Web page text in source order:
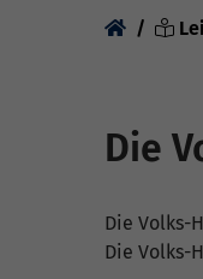
Sie sind
Die
Die Volks-
Die Volks-